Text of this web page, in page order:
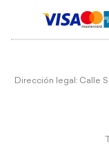
Dirección legal: Calle